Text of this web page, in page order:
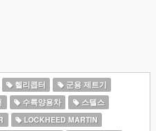
헬리콥터
군용 제트기
수륙양용차
스텔스
LOCKHEED MARTIN